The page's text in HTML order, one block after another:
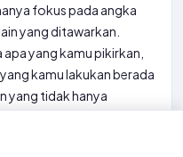
fokus pada angka
yang ditawarkan.
yang kamu pikirkan,
kamu lakukan berada
yang tidak hanya
lingkungan kerja yang